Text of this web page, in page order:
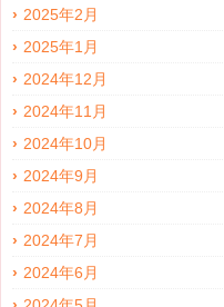
2025年2月
2025年1月
2024年12月
2024年11月
2024年10月
2024年9月
2024年8月
2024年7月
2024年6月